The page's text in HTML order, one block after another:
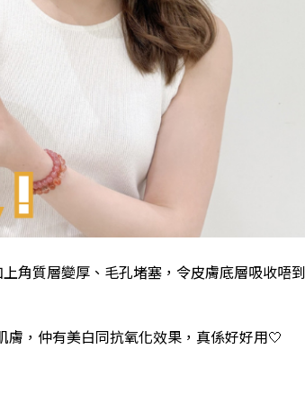
角質層變厚、毛孔堵塞，令皮膚底層吸收唔
，仲有美白同抗氧化效果，真係好好用🤍